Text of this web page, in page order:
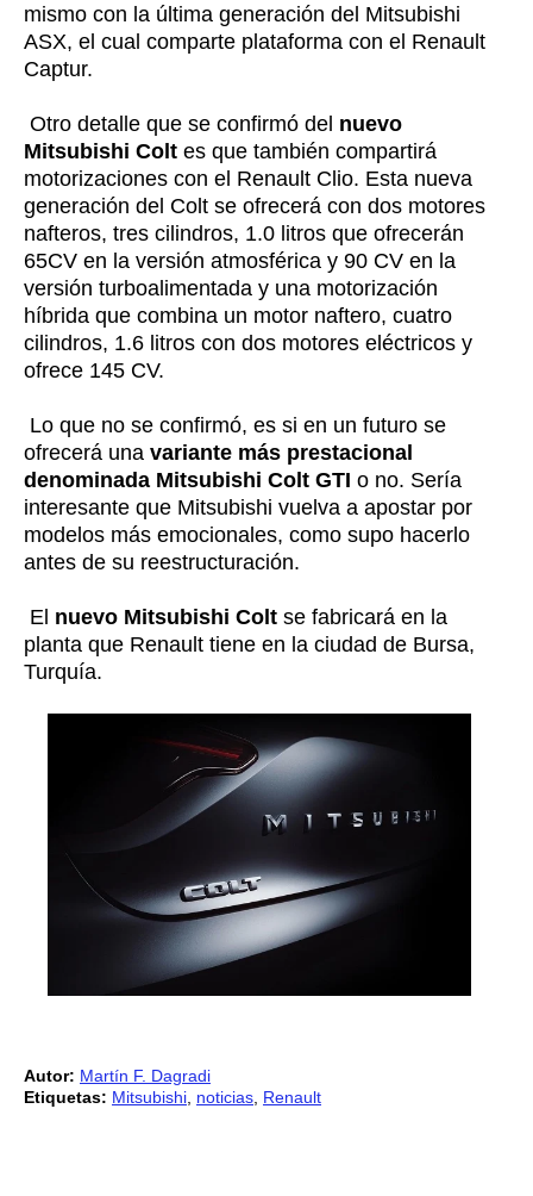
mismo con la última generación del Mitsubishi
ASX, el cual comparte plataforma con el Renault
Captur.
Otro detalle que se confirmó del nuevo
Mitsubishi Colt es que también compartirá
motorizaciones con el Renault Clio. Esta nueva
generación del Colt se ofrecerá con dos motores
nafteros, tres cilindros, 1.0 litros que ofrecerán
65CV en la versión atmosférica y 90 CV en la
versión turboalimentada y una motorización
híbrida que combina un motor naftero, cuatro
cilindros, 1.6 litros con dos motores eléctricos y
ofrece 145 CV.
Lo que no se confirmó, es si en un futuro se
ofrecerá una variante más prestacional
denominada Mitsubishi Colt GTI o no. Sería
interesante que Mitsubishi vuelva a apostar por
modelos más emocionales, como supo hacerlo
antes de su reestructuración.
El nuevo Mitsubishi Colt se fabricará en la
planta que Renault tiene en la ciudad de Bursa,
Turquía.
Autor: Martín F. Dagradi
Etiquetas: Mitsubishi noticias Renault